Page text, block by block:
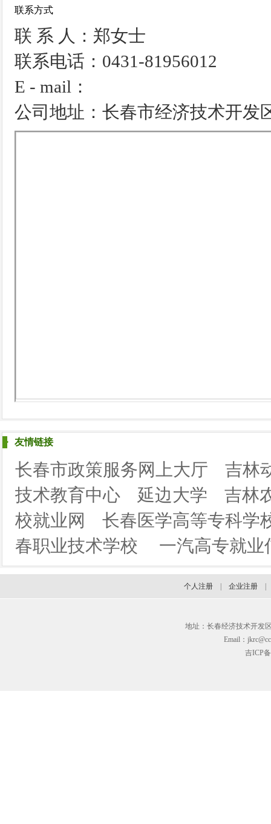
联系方式
联 系 人：郑女士
联系电话：0431-81956012
E - mail：
公司地址：长春市经济技术开发
友情链接
长春市政策服务网上大厅
吉林
技术教育中心
延边大学
吉林
校就业网
长春医学高等专科学
春职业技术学校
一汽高专就业
个人注册 企业注册
地址：长春经济技术开发
Email：
吉ICP